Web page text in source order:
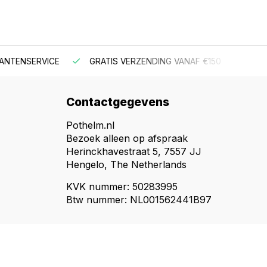
GRATIS VERZENDING VANAF €150
Contactgegevens
Pothelm.nl
Bezoek alleen op afspraak
Herinckhavestraat 5, 7557 JJ
Hengelo, The Netherlands
KVK nummer: 50283995
Btw nummer: NL001562441B97